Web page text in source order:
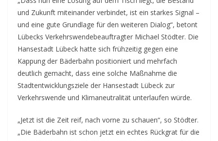
und Zukunft miteinander verbindet, ist ein starkes Signal –
und eine gute Grundlage für den weiteren Dialog“, betont
Lübecks Verkehrswendebeauftragter Michael Stödter. Die
Hansestadt Lübeck hatte sich frühzeitig gegen eine
Kappung der Bäderbahn positioniert und mehrfach
deutlich gemacht, dass eine solche Maßnahme die
Stadtentwicklungsziele der Hansestadt Lübeck zur
Verkehrswende und Klimaneutralität unterlaufen würde.
„Jetzt ist die Zeit reif, nach vorne zu schauen“, so Stödter.
„Die Bäderbahn ist schon jetzt ein echtes Rückgrat für die